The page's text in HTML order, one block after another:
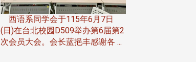
西语系同学会于115年6月7日
(日)在台北校园D509举办第6届第2
次会员大会。会长蓝挹丰感谢各 ...